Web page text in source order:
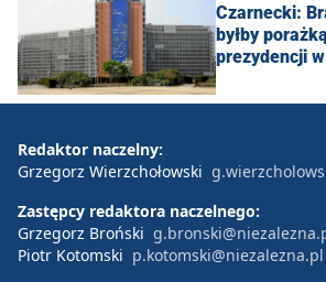
Czarnecki:
byłby
prezydencji w
Redaktor naczelny:
Grzegorz Wierzchołowski
Zastępcy redaktora naczelnego:
Grzegorz Broński
Piotr Kotomski p.kotomski@niezalezna.pl